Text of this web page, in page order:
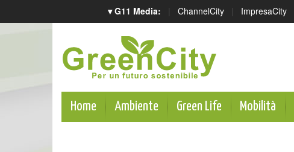
▾ G11 Media: | ChannelCity | ImpresaCity
Home Ambiente Green Life Mobilità